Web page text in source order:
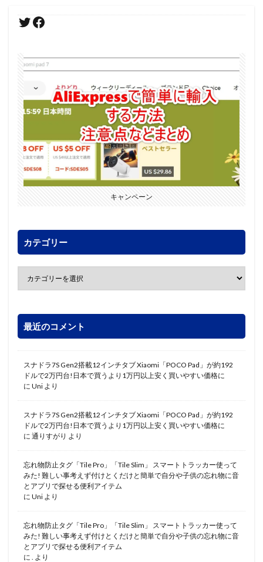
キャンペーン
カテゴリー
最近のコメント
スナドラ7S Gen2搭載12インチタブ Xiaomi「POCO Pad」が約192
ドルで2万円台!日本で買うより1万円以上安く買いやすい価格に
に Uni より
スナドラ7S Gen2搭載12インチタブ Xiaomi「POCO Pad」が約192
ドルで2万円台!日本で買うより1万円以上安く買いやすい価格に
に 通りすがり より
忘れ物防止タグ「Tile Pro」「Tile Slim」 スマートトラッカー使って
みた! 難しい事考えず付けとくだけと簡単で自分や子供の忘れ物に音
とアプリで探せる便利アイテム
に Uni より
忘れ物防止タグ「Tile Pro」「Tile Slim」 スマートトラッカー使って
みた! 難しい事考えず付けとくだけと簡単で自分や子供の忘れ物に音
とアプリで探せる便利アイテム
に
より